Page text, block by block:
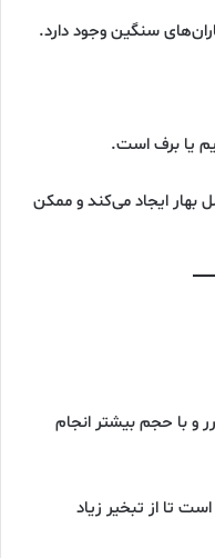
سنگین وجود دارد.
یا برف است.
بهار ایجاد می‌کند و ممکن
با حجم بیشتر انجام
تا از تبخیر زیاد